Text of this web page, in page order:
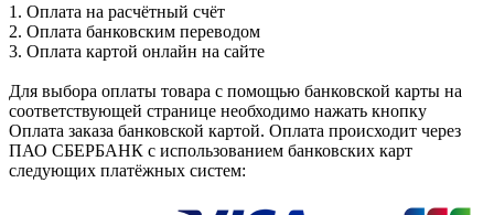
1. Оплата на расчётный счёт
2. Оплата банковским переводом
3. Оплата картой онлайн на сайте
Для выбора оплаты товара с помощью банковской карты на
соответствующей странице необходимо нажать кнопку
Оплата заказа банковской картой. Оплата происходит через
ПАО СБЕРБАНК с использованием банковских карт
следующих платёжных систем: